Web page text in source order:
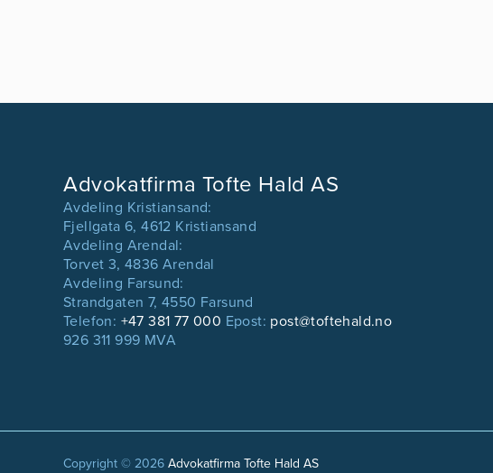
Advokatfirma Tofte Hald AS
Avdeling Kristiansand:
Fjellgata 6, 4612 Kristiansand
Avdeling Arendal:
Torvet 3, 4836 Arendal
Avdeling Farsund:
Strandgaten 7, 4550 Farsund
Telefon: +47 381 77 000 Epost: post@toftehald.no
926 311 999 MVA
Copyright © 2026Advokatfirma Tofte Hald AS